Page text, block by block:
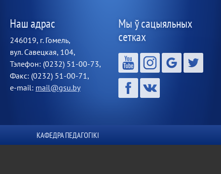
Наш адрас
246019, г. Гомель,
вул. Савецкая, 104,
Тэлефон: (0232) 51-00-73,
Факс: (0232) 51-00-71,
e-mail: mail@gsu.by
Мы ў сацыяльных
сетках
КАФЕДРА ПЕДАГОГІКІ